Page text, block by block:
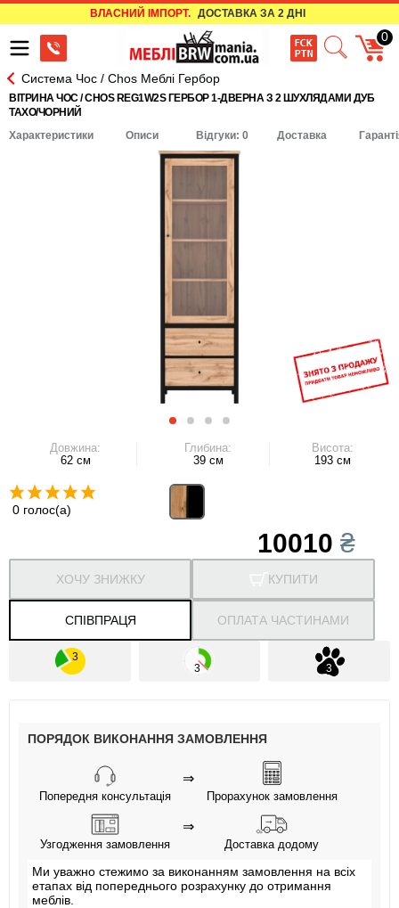
ВЛАСНИЙ ІМПОРТ. ДОСТАВКА ЗА 2 ДНІ
0
Система Чос / Chos Меблі Гербор
ВІТРИНА ЧОС / CHOS REG1W2S ГЕРБОР 1-ДВЕРНА З 2 ШУХЛЯДАМИ ДУБ
ТАХО/ЧОРНИЙ
Характеристики
Описи Відгуки: 0 Доставка
Довжина:
62 см
Глибина:
39 см
Висота:
193 см
0 голос(а)
10010 ₴
КУПИТИ
СПІВПРАЦЯ
ХОЧУ ЗНИЖКУ
ОПЛАТА ЧАСТИНАМИ
ПОРЯДОК ВИКОНАННЯ ЗАМОВЛЕННЯ
Попередня консультація
⇒
Прорахунок замовлення
Узгодження замовлення
⇒
Доставка додому
Ми уважно стежимо за виконанням замовлення на всіх
етапах від попереднього розрахунку до отримання
меблів.